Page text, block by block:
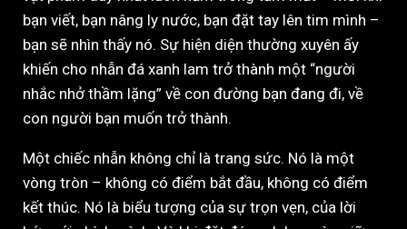
bạn viết, bạn nâng ly nước, bạn đặt tay lên tim mình –
bạn sẽ nhìn thấy nó. Sự hiện diện thường xuyên ấy
khiến cho nhẫn đá xanh lam trở thành một “người
nhắc nhở thầm lặng” về con đường bạn đang đi, về
con người bạn muốn trở thành.
Một chiếc nhẫn không chỉ là trang sức. Nó là một
vòng tròn – không có điểm bắt đầu, không có điểm
kết thúc. Nó là biểu tượng của sự trọn vẹn, của lời